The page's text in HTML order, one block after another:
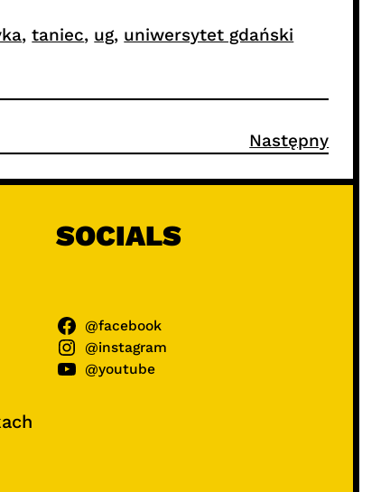
, taniec, ug, uniwersytet gdański
Następny
SOCIALS
@facebook
@instagram
@youtube